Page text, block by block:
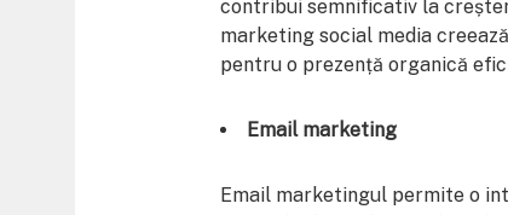
contribui semnificativ la
marketing social media
pentru o prezență organică
Email marketing
Email marketingul permite o